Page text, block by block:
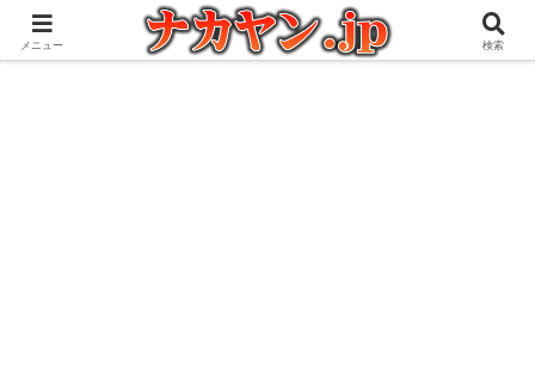
アウトドアとガジェット好きな管理人の愉快な日々を綴るブログ
メニュー 検索